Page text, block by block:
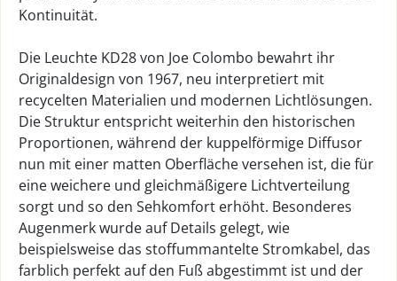
Kontinuität.
Die Leuchte KD28 von Joe Colombo bewahrt ihr
Originaldesign von 1967, neu interpretiert mit
recycelten Materialien und modernen Lichtlösungen.
Die Struktur entspricht weiterhin den historischen
Proportionen, während der kuppelförmige Diffusor
nun mit einer matten Oberfläche versehen ist, die für
eine weichere und gleichmäßigere Lichtverteilung
sorgt und so den Sehkomfort erhöht. Besonderes
Augenmerk wurde auf Details gelegt, wie
beispielsweise das stoffummantelte Stromkabel, das
farblich perfekt auf den Fuß abgestimmt ist und der